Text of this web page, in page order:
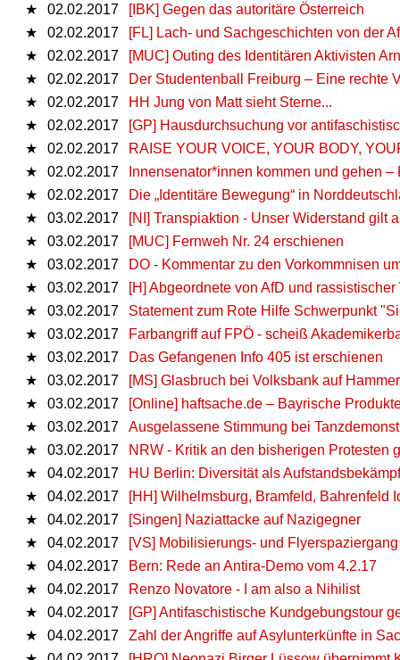
★
02.02.2017
[IBK] Gegen das autoritäre Österreich
★
02.02.2017
[FL] Lach- und Sachgeschichten von der
★
02.02.2017
[MUC] Outing des Identitären Aktivisten
★
02.02.2017
Der Studentenball Freiburg – Eine rechte
★
02.02.2017
HH Jung von Matt sieht Sterne...
★
02.02.2017
[GP] Hausdurchsuchung vor
★
02.02.2017
RAISE YOUR VOICE, YOUR BODY,
★
02.02.2017
Innensenator*innen kommen und gehen
★
02.02.2017
Die „Identitäre Bewegung“ in
★
03.02.2017
[NI] Transpiaktion - Unser Widerstand gilt
★
03.02.2017
[MUC] Fernweh Nr. 24 erschienen
★
03.02.2017
DO - Kommentar zu den Vorkommnisen
★
03.02.2017
[H] Abgeordnete von AfD und
★
03.02.2017
Statement zum Rote Hilfe Schwerpunkt
★
03.02.2017
Farbangriff auf FPÖ - scheiß
★
03.02.2017
Das Gefangenen Info 405 ist erschienen
★
03.02.2017
[MS] Glasbruch bei Volksbank auf
★
03.02.2017
[Online] haftsache.de – Bayrische
★
03.02.2017
Ausgelassene Stimmung bei
★
03.02.2017
NRW - Kritik an den bisherigen Protesten
★
04.02.2017
HU Berlin: Diversität als
★
04.02.2017
[HH] Wilhelmsburg, Bramfeld, Bahrenfeld
★
04.02.2017
[Singen] Naziattacke auf Nazigegner
★
04.02.2017
[VS] Mobilisierungs- und
★
04.02.2017
Bern: Rede an Antira-Demo vom 4.2.17
★
04.02.2017
Renzo Novatore - I am also a Nihilist
★
04.02.2017
[GP] Antifaschistische Kundgebungstour
★
04.02.2017
Zahl der Angriffe auf Asylunterkünfte in